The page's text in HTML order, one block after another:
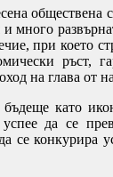
много
при което
ръст,
на глава от
като
да се
се конкурира